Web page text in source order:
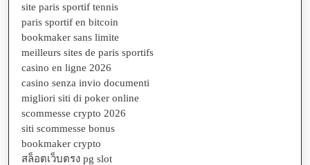
site paris sportif tennis
paris sportif en bitcoin
bookmaker sans limite
meilleurs sites de paris sportifs
casino en ligne 2026
casino senza invio documenti
migliori siti di poker online
scommesse crypto 2026
siti scommesse bonus
bookmaker crypto
สล็อตเว็บตรง pg slot